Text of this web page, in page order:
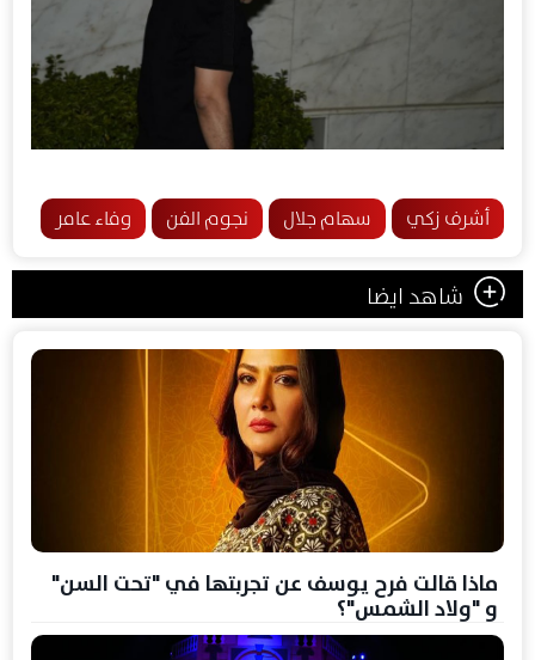
أشرف زكي سهام جلال نجوم الفن وفاء عامر
شاهد ايضا
ماذا قالت فرح يوسف عن تجربتها في "تحت السن"
و "ولاد الشمس"؟